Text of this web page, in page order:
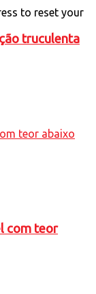
truculenta
com teor
to reset your